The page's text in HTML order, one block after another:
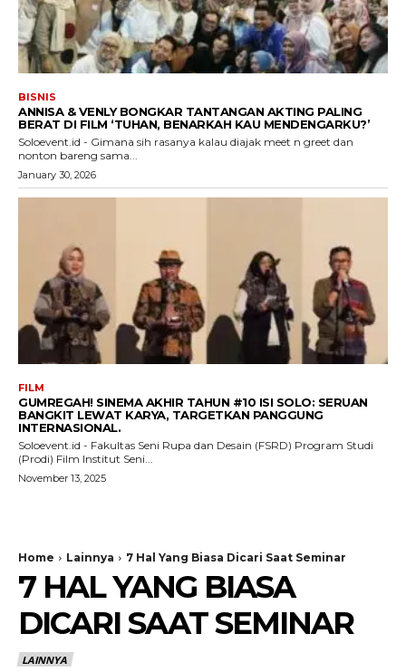
BISNIS
ANNISA & VENLY BONGKAR TANTANGAN AKTING PALING
BERAT DI FILM ‘TUHAN, BENARKAH KAU MENDENGARKU?’
Soloevent.id - Gimana sih rasanya kalau diajak meet n greet dan
nonton bareng sama...
January 30, 2026
FILM
GUMREGAH! SINEMA AKHIR TAHUN #10 ISI SOLO: SERUAN
BANGKIT LEWAT KARYA, TARGETKAN PANGGUNG
INTERNASIONAL.
Soloevent.id - Fakultas Seni Rupa dan Desain (FSRD) Program Studi
(Prodi) Film Institut Seni...
November 13, 2025